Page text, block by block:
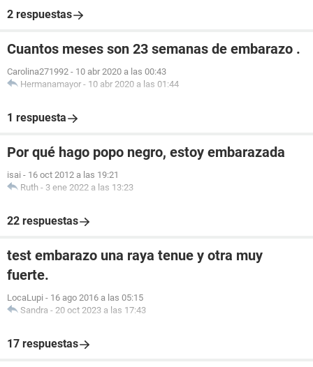
2 respuestas
Cuantos meses son 23 semanas de embarazo .
Carolina271992 - 10 abr 2020 a las 00:43
Hermanamayor - 10 abr 2020 a las 01:44
1 respuesta
Por qué hago popo negro, estoy embarazada
isai - 16 oct 2012 a las 19:21
Ruth - 3 ene 2022 a las 13:23
22 respuestas
test embarazo una raya tenue y otra muy
fuerte.
LocaLupi - 16 ago 2016 a las 05:15
Sandra - 20 oct 2023 a las 17:43
17 respuestas